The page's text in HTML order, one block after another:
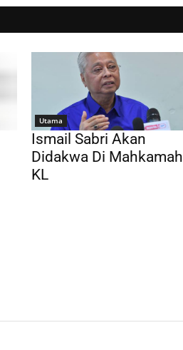
Utama
Ismail Sabri Akan
Didakwa Di Mahkamah
KL